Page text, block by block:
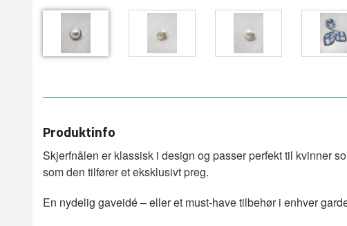
Produktinfo
Skjerfnålen er klassisk i design og passer perfekt til kvinner
som den tilfører et eksklusivt preg.
En nydelig gaveidé – eller et must-have tilbehør i enhver